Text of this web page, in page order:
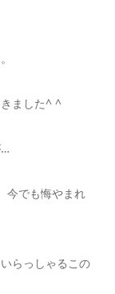
ました^ ^
…
今でも悔やまれ
らっしゃるこの